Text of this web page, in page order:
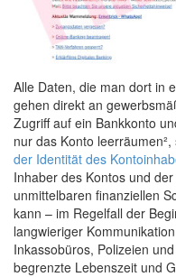
Alle Daten, die man dort in
gehen direkt an
Zugriff auf ein Bankkonto
nur das Konto
der Identität des
Inhaber des Kontos und
unmittelbaren finanziellen
kann – im Regelfall der
langwieriger
Inkassobüros, Polizeien
begrenzte Lebenszeit und